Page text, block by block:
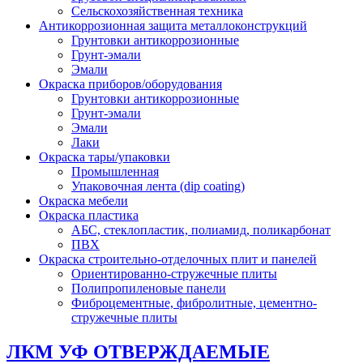
Сельскохозяйственная техника
Антикоррозионная защита металлоконструкций
Грунтовки антикоррозионные
Грунт-эмали
Эмали
Окраска приборов/оборудования
Грунтовки антикоррозионные
Грунт-эмали
Эмали
Лаки
Окраска тары/упаковки
Промышленная
Упаковочная лента (dip coating)
Окраска мебели
Окраска пластика
АБС, стеклопластик, полиамид, поликарбонат
ПВХ
Окраска строительно-отделочных плит и панелей
Ориентированно-стружечные плиты
Полипропиленовые панели
Фиброцементные, фибролитные, цементно-
стружечные плиты
ЛКМ УФ ОТВЕРЖДАЕМЫЕ